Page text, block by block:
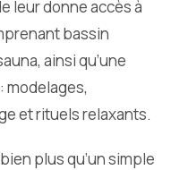
leur donne accès à
bassin
ainsi qu’une
modelages,
et rituels relaxants.
plus qu’un simple